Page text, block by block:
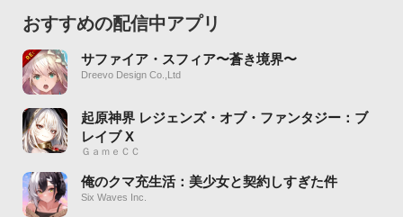
おすすめの配信中アプリ
サファイア・スフィア〜蒼き境界〜
Dreevo Design Co.,Ltd
起原神界 レジェンズ・オブ・ファンタジー：ブ
レイブ X
ＧａｍｅＣＣ
俺のクマ充生活：美少女と契約しすぎた件
Six Waves Inc.